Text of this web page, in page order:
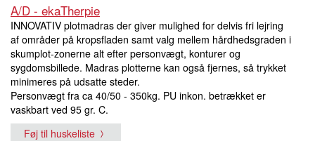
A/D - ekaTherpie
INNOVATIV plotmadras der giver mulighed for delvis fri lejring
af områder på kropsfladen samt valg mellem hårdhedsgraden i
skumplot-zonerne alt efter personvægt, konturer og
sygdomsbillede. Madras plotterne kan også fjernes, så trykket
minimeres på udsatte steder.
Personvægt fra ca 40/50 - 350kg. PU inkon. betrækket er
vaskbart ved 95 gr. C.
Føj til huskeliste